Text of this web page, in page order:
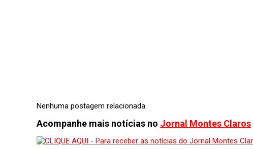
Nenhuma postagem relacionada.
Acompanhe mais notícias no Jornal Montes Claros